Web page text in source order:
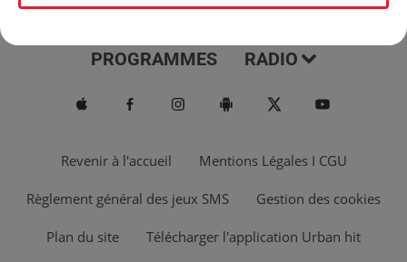
ACTUS MUSIQUES
PROGRAMMES RADIO
Revenir à l'accueil Mentions Légales I CGU
Règlement général des jeux SMS Gestion des cookies
Plan du site Télécharger l'application Urban hit